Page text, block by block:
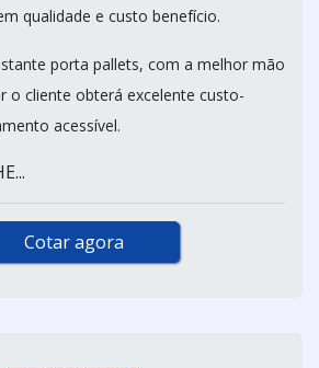
qualidade e custo benefício.
porta pallets, com a melhor mão
o cliente obterá excelente custo-
acessível.
Cotar agora